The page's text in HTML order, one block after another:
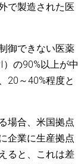
で製造された医
御できない医薬
の90%以上が中
20～40%程度と
場合、米国拠点
企業に生産拠点
ると、これは差